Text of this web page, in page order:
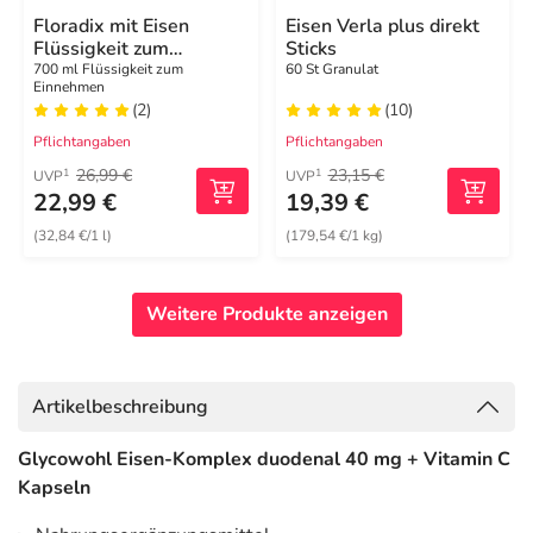
Floradix mit Eisen
Flüssigkeit zum
Einnehmen
700 ml Flüssigkeit zum
Einnehmen
(2)
Pflichtangaben
UVP1 26,99 €
22,99 €
(32,84 €/1 l)
Eisen Verla plus direkt
Sticks
60 St Granulat
(10)
Pflichtangaben
UVP1 23,15 €
19,39 €
(179,54 €/1 kg)
Weitere Produkte anzeigen
Artikelbeschreibung
Glycowohl Eisen-Komplex duodenal 40 mg + Vitamin C
Kapseln